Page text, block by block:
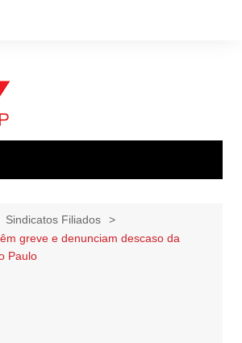
Sindicatos Filiados
greve e denunciam descaso da
Paulo